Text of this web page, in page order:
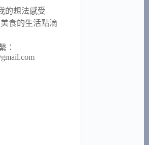
的想法感受
食的生活點滴
：